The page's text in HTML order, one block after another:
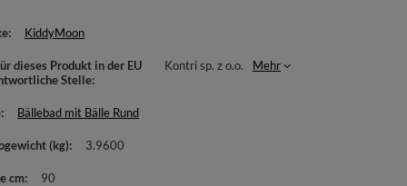
KiddyMoon
dieses Produkt in der EU
Stelle
Kontri sp. z o.o. Mehr
Bällebad mit Bälle Rund
(kg) 3.9600
cm 90